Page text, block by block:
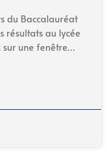
du Baccalauréat
résultats au lycée
sur une fenêtre…